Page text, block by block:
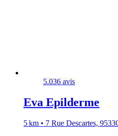
5.036 avis
Eva Epilderme
5 km • 7 Rue Descartes,